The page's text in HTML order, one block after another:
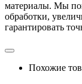
материалы. Мы
обработки,
гарантировать
Похожие